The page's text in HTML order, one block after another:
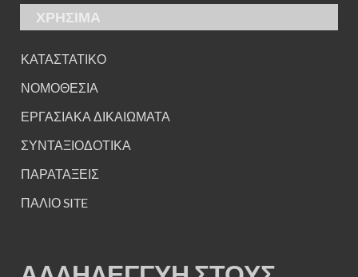
ΧΡΗΣΙΜΑ
ΚΑΤΑΣΤΑΤΙΚΟ
ΝΟΜΟΘΕΣΙΑ
ΕΡΓΑΣΙΑΚΑ ΔΙΚΑΙΩΜΑΤΑ
ΣΥΝΤΑΞΙΟΔΟΤΙΚΑ
ΠΑΡΑΤΑΞΕΙΣ
ΠΑΛΙΟ SITE